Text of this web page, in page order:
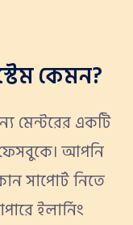
কেমন?
মেন্টরের একটি
ফেসবুকে। আপনি
সাপোর্ট নিতে
ইলার্নিং